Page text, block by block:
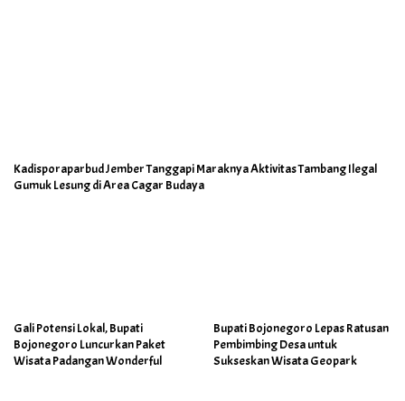
Kadisporaparbud Jember Tanggapi Maraknya Aktivitas Tambang Ilegal
Gumuk Lesung di Area Cagar Budaya
Gali Potensi Lokal, Bupati
Bojonegoro Luncurkan Paket
Wisata Padangan Wonderful
Bupati Bojonegoro Lepas Ratusan
Pembimbing Desa untuk
Sukseskan Wisata Geopark